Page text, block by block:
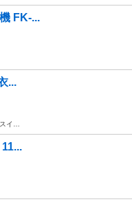
FK-...
...
イ…